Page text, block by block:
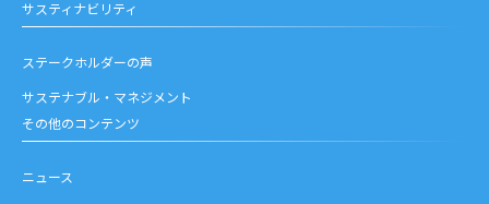
サスティナビリティ
ステークホルダーの声
サステナブル・マネジメント
その他のコンテンツ
ニュース